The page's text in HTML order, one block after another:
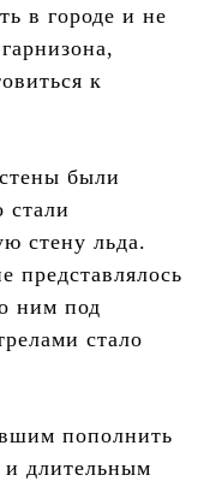
в городе и не
к
были
стали
стену льда.
представлялось
ним под
стало
пополнить
длительным